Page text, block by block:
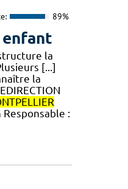
89%
enfant
la
[...]
la
Responsable :